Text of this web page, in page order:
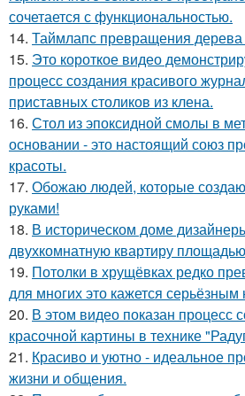
сочетается с функциональностью.
14. Таймлапс превращения дерева
15. Это короткое видео
процесс создания красивого
приставных столиков из клена.
16. Стол из эпоксидной смолы в
основании - это настоящий союз
красоты.
17. Обожаю людей, которые
руками!
18. В историческом доме
двухкомнатную квартиру
19. Потолки в хрущёвках редко
для многих это кажется серьёзным
20. В этом видео показан процесс
красочной картины в технике
21. Красиво и уютно - идеальное
жизни и общения.